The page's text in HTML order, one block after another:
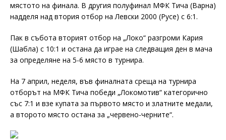
мястото на финала. В другия полуфинал МФК Тича (Варна)
надделя над втория отбор на Левски 2000 (Русе) с 6:1.
Пак в събота вторият отбор на „Локо“ разгроми Кария
(Шабла) с 10:1 и остана да играе на следващия ден в мача
за определяне на 5-6 място в турнира.
На 7 април, неделя, във финалната среща на турнира
отборът на МФК Тича победи „Локомотив“ категорично
със 7:1 и взе купата за първото място и златните медали,
а второто място остана за „червено-черните“.